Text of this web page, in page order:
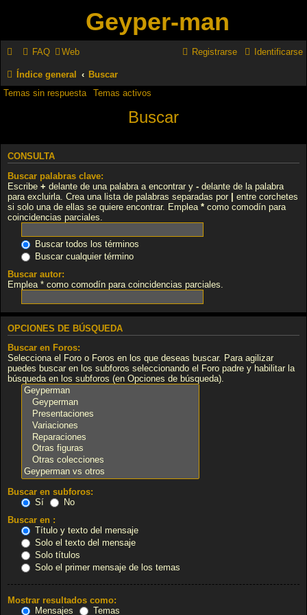
Geyper-man
FAQ Web Identificarse
Registrarse
Índice general
Buscar
Temas sin respuesta
Temas activos
Buscar
CONSULTA
Buscar palabras clave:
Escribe + delante de una palabra a encontrar y - delante de la palabra
para excluirla. Crea una lista de palabras separadas por | entre corchetes
si solo una de ellas se quiere encontrar. Emplea * como comodín para
coincidencias parciales.
Buscar todos los términos
Buscar cualquier término
Buscar autor:
Emplea * como comodín para coincidencias parciales.
OPCIONES DE BÚSQUEDA
Buscar en Foros:
Selecciona el Foro o Foros en los que deseas buscar. Para agilizar
puedes buscar en los subforos seleccionando el Foro padre y habilitar la
búsqueda en los subforos (en Opciones de búsqueda).
Buscar en subforos:
Sí
No
Buscar en :
Título y texto del mensaje
Solo el texto del mensaje
Solo títulos
Solo el primer mensaje de los temas
Mostrar resultados como:
Mensajes
Temas